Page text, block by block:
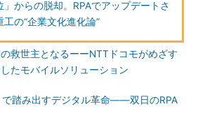
」からの脱却。RPAでアップデートさ
工の“企業文化進化論”
救世主となるーーNTTドコモがめざす
たモバイルソリューション
で踏み出すデジタル革命――双日のRPA